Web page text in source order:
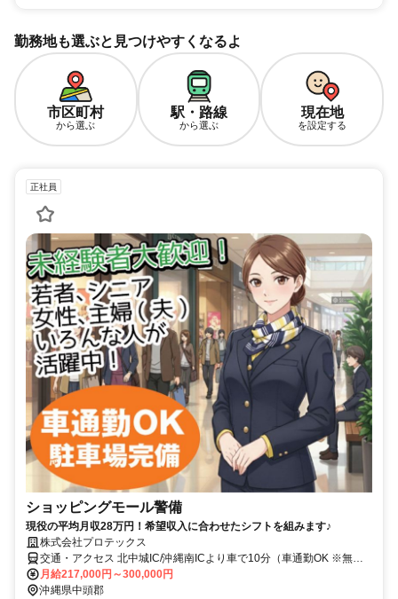
勤務地も選ぶと見つけやすくなるよ
市区町村
から選ぶ
駅・路線
から選ぶ
現在地
を設定する
正社員
ショッピングモール警備
現役の平均月収28万円！希望収入に合わせたシフトを組みます♪
株式会社プロテックス
交通・アクセス 北中城IC/沖縄南ICより車で10分（車通勤OK ※無料
駐車場完備）
月給217,000円～300,000円
沖縄県中頭郡